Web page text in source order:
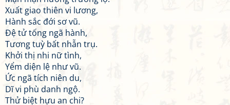
Xuất giao thiên vi lương,
Hành sắc đới sơ vũ.
Đệ tử tống ngã hành,
Tương tuỳ bất nhẫn trụ.
Khởi thị nhi nữ tình,
Yểm diện lệ như vũ.
Ức ngã tích niên du,
Dĩ vi phù danh ngộ.
Thử biệt hựu an chi?